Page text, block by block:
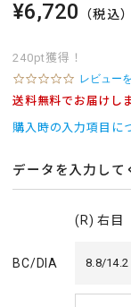
¥6,720 （税込）
240pt獲得！
0
.
0
s
r
r
t
i
レビュー
送料無料でお届けし
購入時の入力項目に
データを入力して
(R) 右目
BC/DIA 8.8/14.2